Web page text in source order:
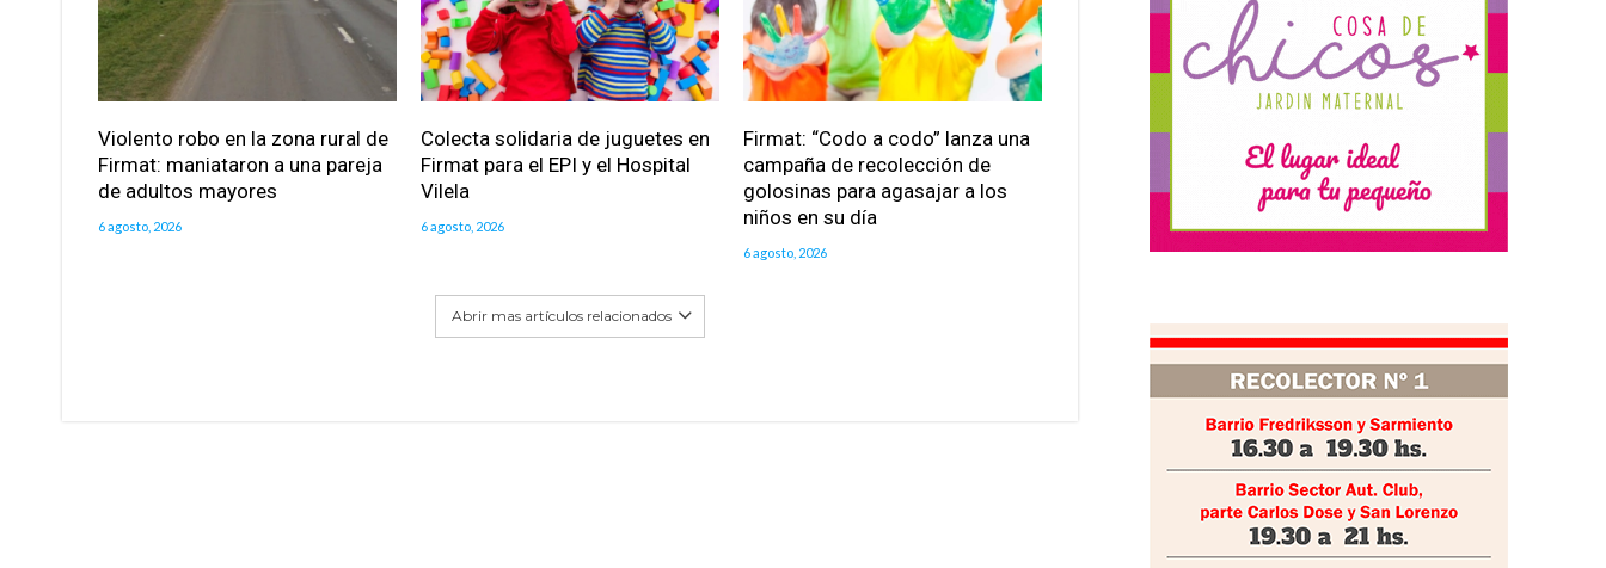
Violento robo en la zona rural de
Firmat: maniataron a una pareja
de adultos mayores
6 agosto, 2026
Colecta solidaria de juguetes en
Firmat para el EPI y el Hospital
Vilela
6 agosto, 2026
Firmat: “Codo a codo” lanza una
campaña de recolección de
golosinas para agasajar a los
niños en su día
6 agosto, 2026
Abrir mas artículos relacionados